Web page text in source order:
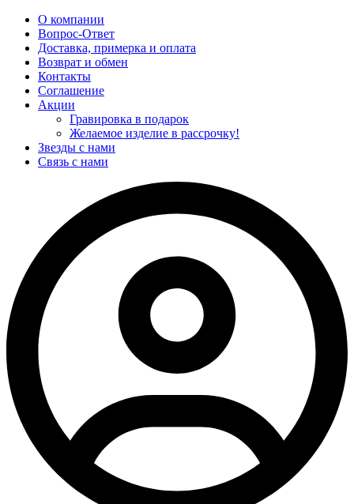
О компании
Вопрос-Ответ
Доставка, примерка и оплата
Возврат и обмен
Контакты
Соглашение
Акции
Гравировка в подарок
Желаемое изделие в рассрочку!
Звезды с нами
Связь с нами